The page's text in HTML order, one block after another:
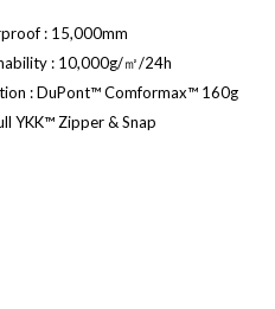
: 15,000mm
: 10,000g/㎡/24h
: DuPont™ Comformax™ 160g
YKK™ Zipper & Snap